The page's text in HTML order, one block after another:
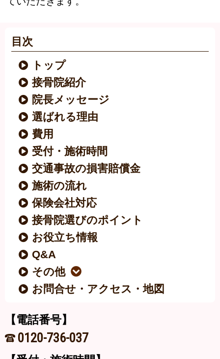
目次
トップ
接骨院紹介
院長メッセージ
選ばれる理由
費用
受付・施術時間
交通事故の損害賠償金
施術の流れ
保険会社対応
接骨院選びのポイント
お役立ち情報
Q&A
その他
お問合せ・アクセス・地図
【電話番号】
0120-736-037